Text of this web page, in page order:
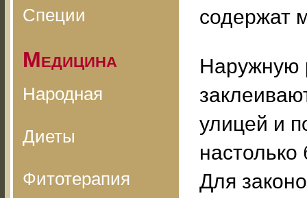
Специи
Медицина
Народная
Диеты
Фитотерапия
содержат
Наружную
улицей и
Для